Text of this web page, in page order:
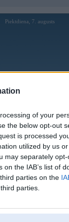
of your
the below opt-out
is processed
utilized by us
may separately
the IAB’s list of
parties on the
parties.
Piektdiena, 7. augusts